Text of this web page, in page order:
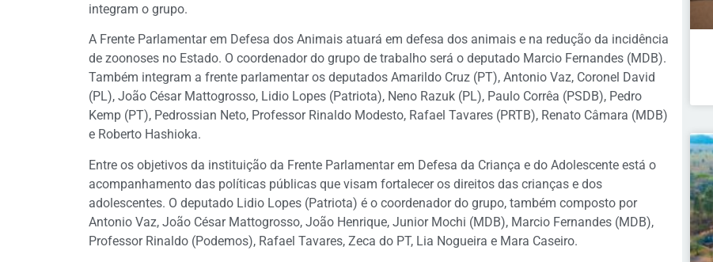
integram o grupo.
A Frente Parlamentar em Defesa dos Animais atuará em defesa dos animais e na redução da incidência
de zoonoses no Estado. O coordenador do grupo de trabalho será o deputado Marcio Fernandes (MDB).
Também integram a frente parlamentar os deputados Amarildo Cruz (PT), Antonio Vaz, Coronel David
(PL), João César Mattogrosso, Lidio Lopes (Patriota), Neno Razuk (PL), Paulo Corrêa (PSDB), Pedro
Kemp (PT), Pedrossian Neto, Professor Rinaldo Modesto, Rafael Tavares (PRTB), Renato Câmara (MDB)
e Roberto Hashioka.
Entre os objetivos da instituição da Frente Parlamentar em Defesa da Criança e do Adolescente está o
acompanhamento das políticas públicas que visam fortalecer os direitos das crianças e dos
adolescentes. O deputado Lidio Lopes (Patriota) é o coordenador do grupo, também composto por
Antonio Vaz, João César Mattogrosso, João Henrique, Junior Mochi (MDB), Marcio Fernandes (MDB),
Professor Rinaldo (Podemos), Rafael Tavares, Zeca do PT, Lia Nogueira e Mara Caseiro.